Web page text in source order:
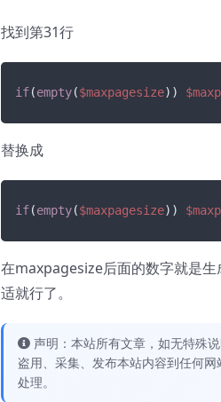
找到第31行
if(empty($maxpagesize))
替换成
if(empty($maxpagesize))
在maxpagesize后面的数字就是
适就行了。
声明：本站所有文章，如无特殊
盗用、采集、发布本站内容到任何
处理。